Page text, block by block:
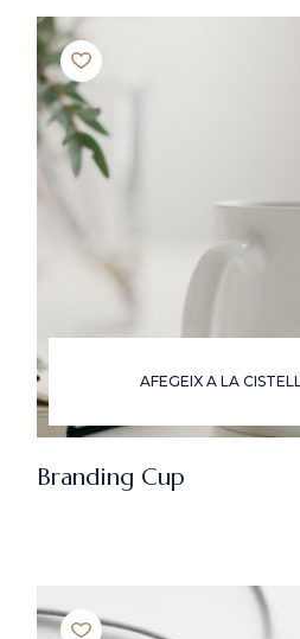
AFEGEIX A LA
Branding Cup